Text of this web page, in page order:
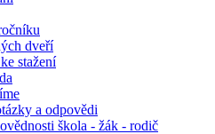
dveří
stažení
a odpovědi
škola - žák - rodič